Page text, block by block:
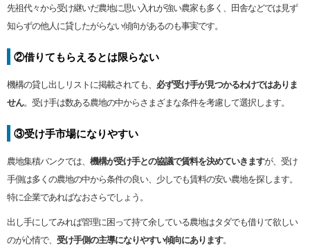
先祖代々から受け継いだ農地に思い入れが強い農家も多く、田舎などでは見ず
知らずの他人に貸したがらない傾向があるのも事実です。
②借りてもらえるとは限らない
機構の貸し出しリストに掲載されても、 必ず受け手が見つかるわけではありま
せん。受け手は数ある農地の中からさまざまな条件を考慮して選択します。
③受け手市場になりやすい
農地集積バンクでは、 機構が受け手との協議で賃料を決めていきますが、受け
手側は多くの農地の中から条件の良い、少しでも賃料の安い農地を探します。
特に企業であればなおさらでしょう。
出し手にしてみれば管理に困って持て余している農地はタダでも借りて欲しい
のが心情で、 受け手側の主導になりやすい傾向にあります。